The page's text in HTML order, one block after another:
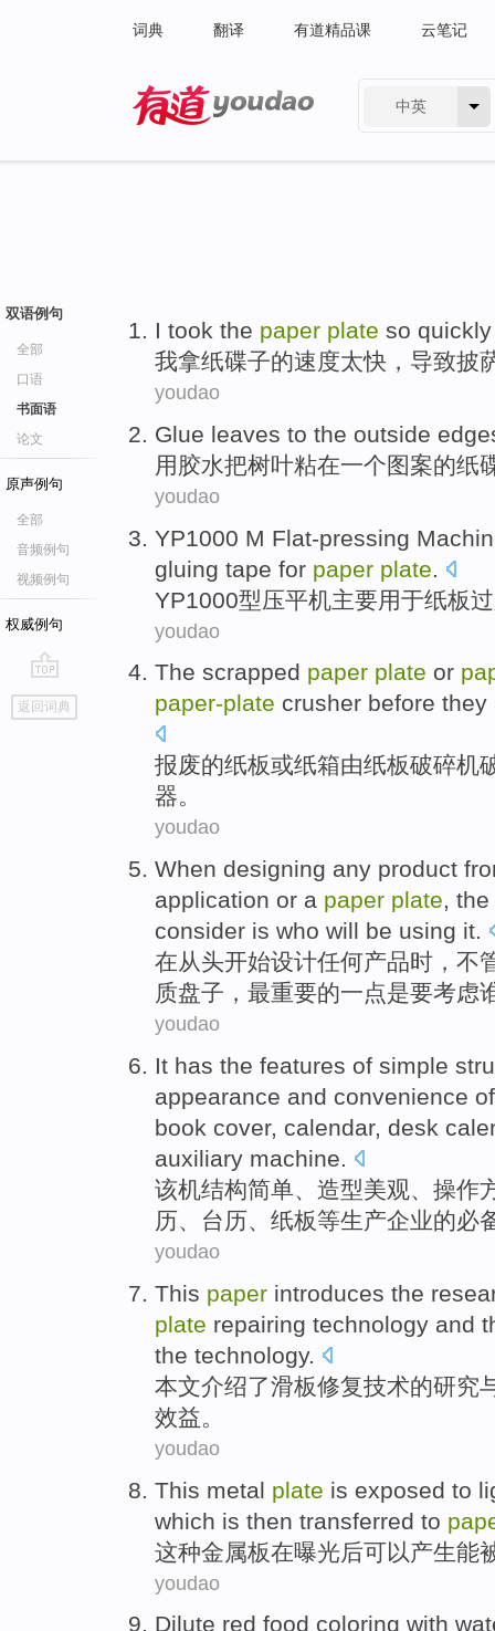
词典 翻译 有道精品课 云笔记
中英
双语例句
全部
口语
书面语
论文
原声例句
全部
音频例句
视频例句
权威例句
go
top
返回词典
I took the paper plate so
我拿纸碟子的速度太快，导致披
youdao
Glue leaves to the outside
用 胶水把树叶粘在一个图案的纸
youdao
YP1000 M Flat-pressing
gluing tape for paper plate
YP1000型压平机主要用于纸板过
youdao
The scrapped paper plate or
paper-plate crusher before
报废的纸板或纸箱由纸板破碎机
器。
youdao
When designing any product
application or a paper plate, the
consider is who will be using it.
在从头开始设计任何产品时， 不
质盘子 ， 最重要的一点是要考虑
youdao
It has the features of simple
appearance and convenience
book cover, calendar, desk
auxiliary machine.
该机结构简单、造型美观、 操作
历、 台历、 纸板等生产企业的必
youdao
This paper introduces the
plate repairing technology and
the technology.
本文介绍了滑板修复技术的研究
效益。
youdao
This metal plate is exposed to
which is then transferred to
这种金属板在曝光后可以产生能
youdao
Dilute red food coloring with